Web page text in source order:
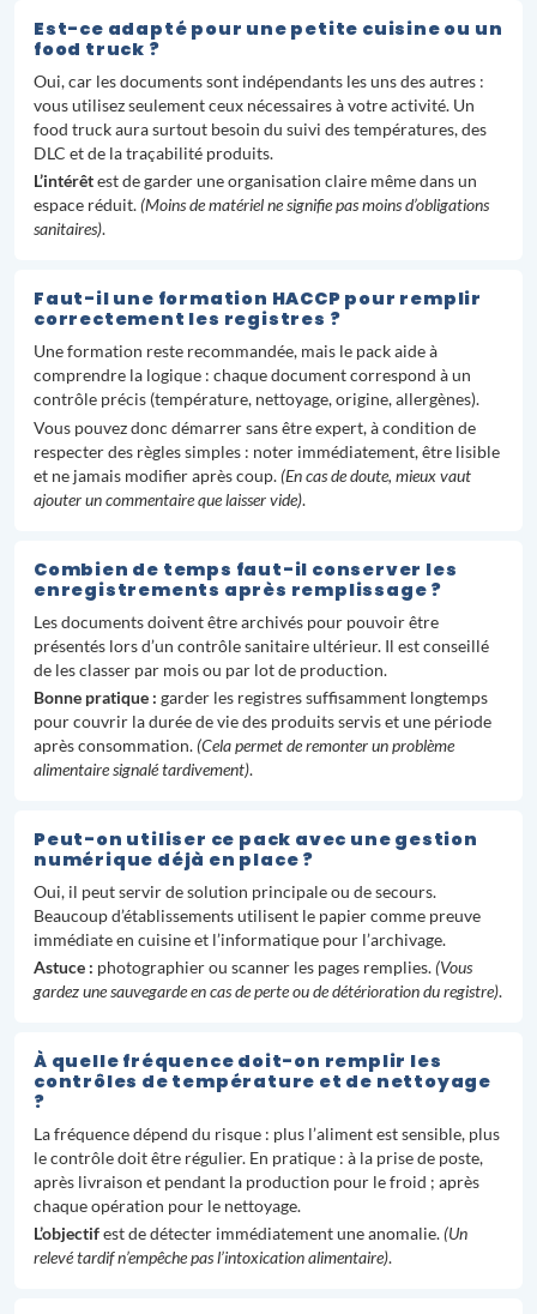
Est-ce adapté pour une petite cuisine ou un
food truck ?
Oui, car les documents sont indépendants les uns des autres :
vous utilisez seulement ceux nécessaires à votre activité. Un
food truck aura surtout besoin du suivi des températures, des
DLC et de la traçabilité produits.
L’intérêtest de garder une organisation claire même dans un
espace réduit.(Moins de matériel ne signifie pas moins d’obligations
sanitaires).
Faut-il une formation HACCP pour remplir
correctement les registres ?
Une formation reste recommandée, mais le pack aide à
comprendre la logique : chaque document correspond à un
contrôle précis (température, nettoyage, origine, allergènes).
Vous pouvez donc démarrer sans être expert, à condition de
respecter des règles simples : noter immédiatement, être lisible
et ne jamais modifier après coup.(En cas de doute, mieux vaut
ajouter un commentaire que laisser vide).
Combien de temps faut-il conserver les
enregistrements après remplissage ?
Les documents doivent être archivés pour pouvoir être
présentés lors d’un contrôle sanitaire ultérieur. Il est conseillé
de les classer par mois ou par lot de production.
Bonne pratique : garder les registres suffisamment longtemps
pour couvrir la durée de vie des produits servis et une période
après consommation.(Cela permet de remonter un problème
alimentaire signalé tardivement).
Peut-on utiliser ce pack avec une gestion
numérique déjà en place ?
Oui, il peut servir de solution principale ou de secours.
Beaucoup d’établissements utilisent le papier comme preuve
immédiate en cuisine et l’informatique pour l’archivage.
Astuce : photographier ou scanner les pages remplies.(Vous
gardez une sauvegarde en cas de perte ou de détérioration du registre).
À quelle fréquence doit-on remplir les
contrôles de température et de nettoyage
?
La fréquence dépend du risque : plus l’aliment est sensible, plus
le contrôle doit être régulier. En pratique : à la prise de poste,
après livraison et pendant la production pour le froid ; après
chaque opération pour le nettoyage.
L’objectifest de détecter immédiatement une anomalie.(Un
relevé tardif n’empêche pas l’intoxication alimentaire).